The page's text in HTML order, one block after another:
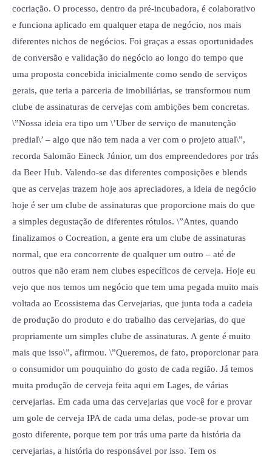
cocriação. O processo, dentro da pré-incubadora, é colaborativo
e funciona aplicado em qualquer etapa de negócio, nos mais
diferentes nichos de negócios. Foi graças a essas oportunidades
de conversão e validação do negócio ao longo do tempo que
uma proposta concebida inicialmente como sendo de serviços
gerais, que teria a parceria de imobiliárias, se transformou num
clube de assinaturas de cervejas com ambições bem concretas.
\”Nossa ideia era tipo um \’Uber de serviço de manutenção
predial\’ – algo que não tem nada a ver com o projeto atual\”,
recorda Salomão Eineck Júnior, um dos empreendedores por trás
da Beer Hub. Valendo-se das diferentes composições e blends
que as cervejas trazem hoje aos apreciadores, a ideia de negócio
hoje é ser um clube de assinaturas que proporcione mais do que
a simples degustação de diferentes rótulos. \”Antes, quando
finalizamos o Cocreation, a gente era um clube de assinaturas
normal, que era concorrente de qualquer um outro – até de
outros que não eram nem clubes específicos de cerveja. Hoje eu
vejo que nos temos um negócio que tem uma pegada muito mais
voltada ao Ecossistema das Cervejarias, que junta toda a cadeia
de produção do produto e do trabalho das cervejarias, do que
propriamente um simples clube de assinaturas. A gente é muito
mais que isso\”, afirmou. \”Queremos, de fato, proporcionar para
o consumidor um pouquinho do gosto de cada região. Já temos
muita produção de cerveja feita aqui em Lages, de várias
cervejarias. Em cada uma das cervejarias que você for e provar
um gole de cerveja IPA de cada uma delas, pode-se provar um
gosto diferente, porque tem por trás uma parte da história da
cervejarias, a história do responsável por isso. Tem os